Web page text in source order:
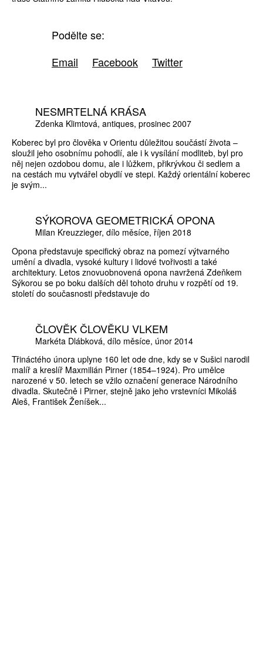
Podělte se:
Email
Facebook Twitter
NESMRTELNÁ KRÁSA
Zdenka Klimtová antiques prosinec 2007
Koberec byl pro člověka v Orientu důležitou součástí života –
sloužil jeho osobnímu pohodlí, ale i k vysílání modliteb, byl pro
něj nejen ozdobou domu, ale i lůžkem, přikrývkou či sedlem a
na cestách mu vytvářel obydlí ve stepi. Každý orientální koberec
je svým...
SÝKOROVA GEOMETRICKÁ OPONA
Milan Kreuzzieger dílo měsíce říjen 2018
Opona představuje specifický obraz na pomezí výtvarného
umění a divadla, vysoké kultury i lidové tvořivosti a také
architektury. Letos znovuobnovená opona navržená Zdeňkem
Sýkorou se po boku dalších děl tohoto druhu v rozpětí od 19.
století do současnosti představuje do
ČLOVĚK ČLOVĚKU VLKEM
Markéta Dlábková dílo měsíce únor 2014
Třináctého února uplyne 160 let ode dne, kdy se v Sušici narodil
malíř a kreslíř Maxmilián Pirner (1854–1924). Pro umělce
narozené v 50. letech se vžilo označení generace Národního
divadla. Skutečně i Pirner, stejně jako jeho vrstevníci Mikoláš
Aleš, František Ženíšek...